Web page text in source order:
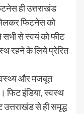
ही उत्तराखंड
फिटनेस को
सभी से स्वयं को फीट
रहने के लिये प्रेरित
और मजबूत
फिट इंडिया, स्वस्थ
से ही समृद्ध